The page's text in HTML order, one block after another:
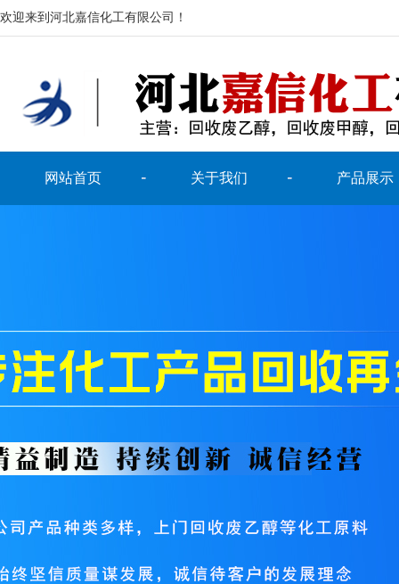
欢迎来到河北嘉信化工有限公司！
网站首页 关于我们 产品展示